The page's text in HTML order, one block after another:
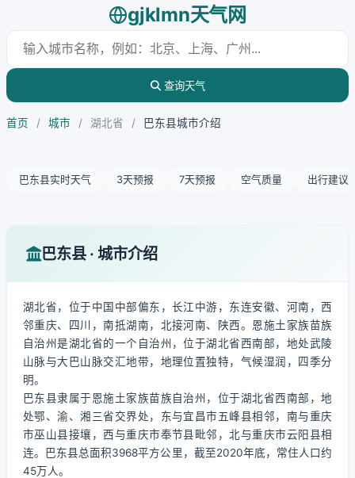
gjklmn天气网
查询天气
首页 / 城市 / 湖北省 / 巴东县城市介绍
巴东县实时天气 3天预报 7天预报 空气质量 出行建议
巴东县 · 城市介绍
湖北省，位于中国中部偏东，长江中游，东连安徽、河南，西
邻重庆、四川，南抵湖南，北接河南、陕西。恩施土家族苗族
自治州是湖北省的一个自治州，位于湖北省西南部，地处武陵
山脉与大巴山脉交汇地带，地理位置独特，气候湿润，四季分
明。
巴东县隶属于恩施土家族苗族自治州，位于湖北省西南部，地
处鄂、渝、湘三省交界处，东与宜昌市五峰县相邻，南与重庆
市巫山县接壤，西与重庆市奉节县毗邻，北与重庆市云阳县相
连。巴东县总面积3968平方公里，截至2020年底，常住人口约
45万人。